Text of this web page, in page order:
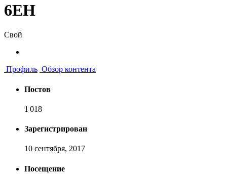
6EH
Свой
Профиль Обзор контента
Постов
1 018
Зарегистрирован
10 сентября, 2017
Посещение